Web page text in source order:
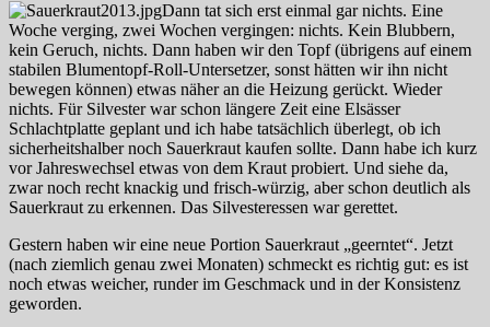
Dann tat sich erst einmal gar nichts. Eine
Woche verging, zwei Wochen vergingen: nichts. Kein Blubbern,
kein Geruch, nichts. Dann haben wir den Topf (übrigens auf einem
stabilen Blumentopf-Roll-Untersetzer, sonst hätten wir ihn nicht
bewegen können) etwas näher an die Heizung gerückt. Wieder
nichts. Für Silvester war schon längere Zeit eine Elsässer
Schlachtplatte geplant und ich habe tatsächlich überlegt, ob ich
sicherheitshalber noch Sauerkraut kaufen sollte. Dann habe ich kurz
vor Jahreswechsel etwas von dem Kraut probiert. Und siehe da,
zwar noch recht knackig und frisch-würzig, aber schon deutlich als
Sauerkraut zu erkennen. Das Silvesteressen war gerettet.
Gestern haben wir eine neue Portion Sauerkraut „geerntet“. Jetzt
(nach ziemlich genau zwei Monaten) schmeckt es richtig gut: es ist
noch etwas weicher, runder im Geschmack und in der Konsistenz
geworden.